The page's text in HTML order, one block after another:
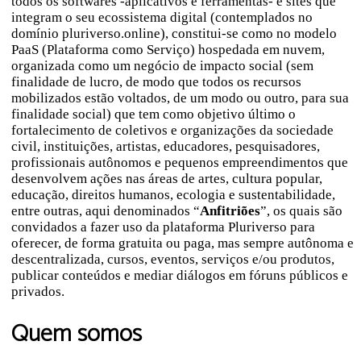
integram o seu ecossistema digital (contemplados no
domínio pluriverso.online), constitui-se como no modelo
PaaS (Plataforma como Serviço) hospedada em nuvem,
organizada como um negócio de impacto social (sem
finalidade de lucro, de modo que todos os recursos
mobilizados estão voltados, de um modo ou outro, para sua
finalidade social) que tem como objetivo último o
fortalecimento de coletivos e organizações da sociedade
civil, instituições, artistas, educadores, pesquisadores,
profissionais autônomos e pequenos empreendimentos que
desenvolvem ações nas áreas de artes, cultura popular,
educação, direitos humanos, ecologia e sustentabilidade,
entre outras, aqui denominados “Anfitriões”, os quais são
convidados a fazer uso da plataforma Pluriverso para
oferecer, de forma gratuita ou paga, mas sempre autônoma e
descentralizada, cursos, eventos, serviços e/ou produtos,
publicar conteúdos e mediar diálogos em fóruns públicos e
privados.
Quem somos